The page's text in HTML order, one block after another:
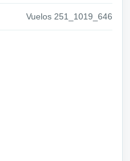
Vuelos 251_1019_646